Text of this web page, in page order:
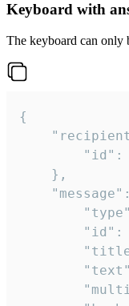
Keyboard with
The keyboard can only
{